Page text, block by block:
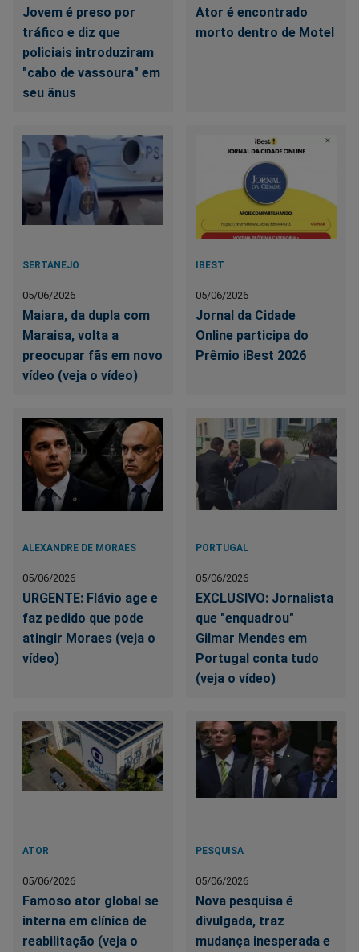
Jovem é preso por
tráfico e diz que
policiais introduziram
"cabo de vassoura" em
seu ânus
Ator é encontrado
morto dentro de Motel
SERTANEJO
05/06/2026
Maiara, da dupla com
Maraisa, volta a
preocupar fãs em novo
vídeo (veja o vídeo)
IBEST
05/06/2026
Jornal da Cidade
Online participa do
Prêmio iBest 2026
ALEXANDRE DE MORAES
05/06/2026
URGENTE: Flávio age e
faz pedido que pode
atingir Moraes (veja o
vídeo)
PORTUGAL
05/06/2026
EXCLUSIVO: Jornalista
que "enquadrou"
Gilmar Mendes em
Portugal conta tudo
(veja o vídeo)
ATOR
05/06/2026
Famoso ator global se
interna em clínica de
reabilitação (veja o
PESQUISA
05/06/2026
Nova pesquisa é
divulgada, traz
mudança inesperada e